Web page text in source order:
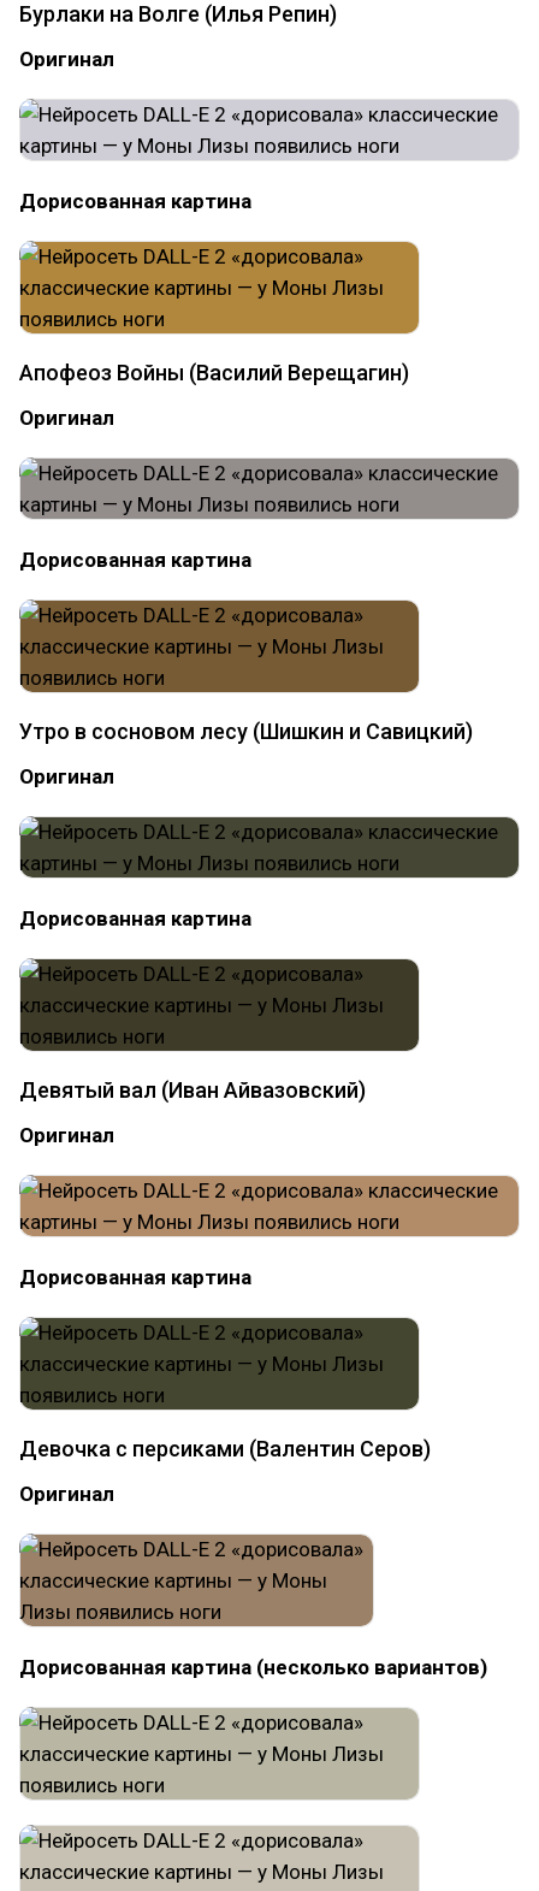
Бурлаки на Волге (Илья Репин)
Оригинал
Дорисованная картина
Апофеоз Войны (Василий Верещагин)
Оригинал
Дорисованная картина
Утро в сосновом лесу (Шишкин и Савицкий)
Оригинал
Дорисованная картина
Девятый вал (Иван Айвазовский)
Оригинал
Дорисованная картина
Девочка с персиками (Валентин Серов)
Оригинал
Дорисованная картина (несколько вариантов)